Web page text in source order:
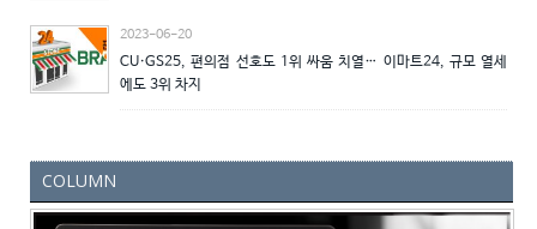
2023-06-20
CU·GS25, 편의점 선호도 1위 싸움 치열… 이마트24, 규모 열세
에도 3위 차지
COLUMN